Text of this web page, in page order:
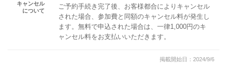
キャンセル
について
ご予約手続き完了後、お客様都合によりキャンセル
された場合、参加費と同額のキャンセル料が発生し
ます。無料で申込された場合は、一律1,000円のキ
ャンセル料をお支払いいただきます。
掲載開始日：2024/9/6